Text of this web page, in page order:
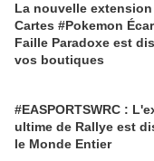
La nouvelle
Cartes #Pokemon
Faille Paradoxe est
vos boutiques
#EASPORTSWRC : L'expérience
ultime de Rallye est
le Monde Entier